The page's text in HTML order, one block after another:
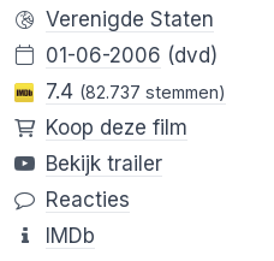
Verenigde Staten
01-06-2006 (dvd)
7.4 (82.737 stemmen)
Koop deze film
Bekijk trailer
Reacties
IMDb